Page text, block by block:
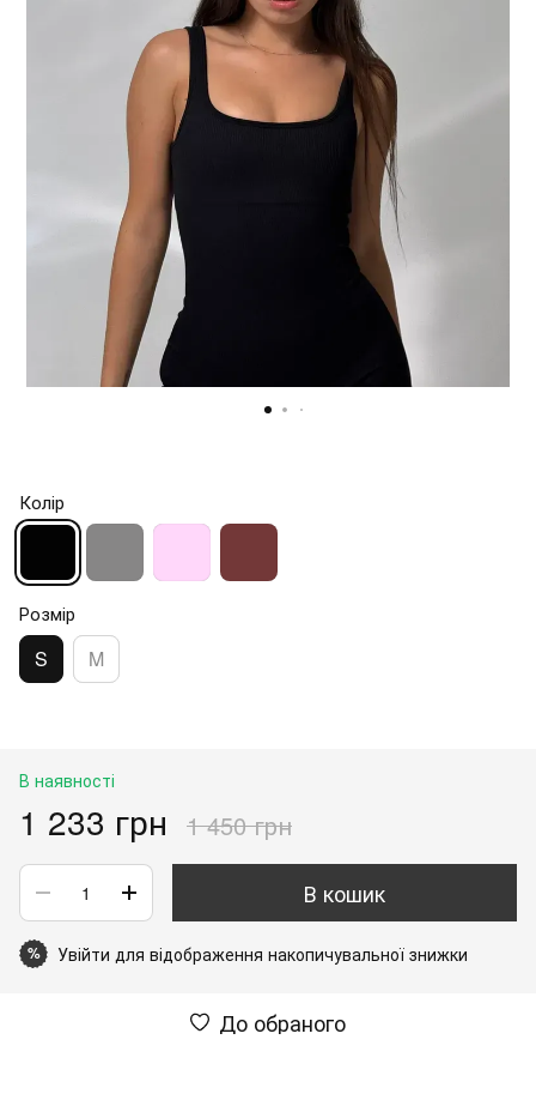
Колір
Розмір
S M
В наявності
1 233 грн 1 450 грн
В кошик
% Увійти для відображення накопичувальної знижки
До обраного